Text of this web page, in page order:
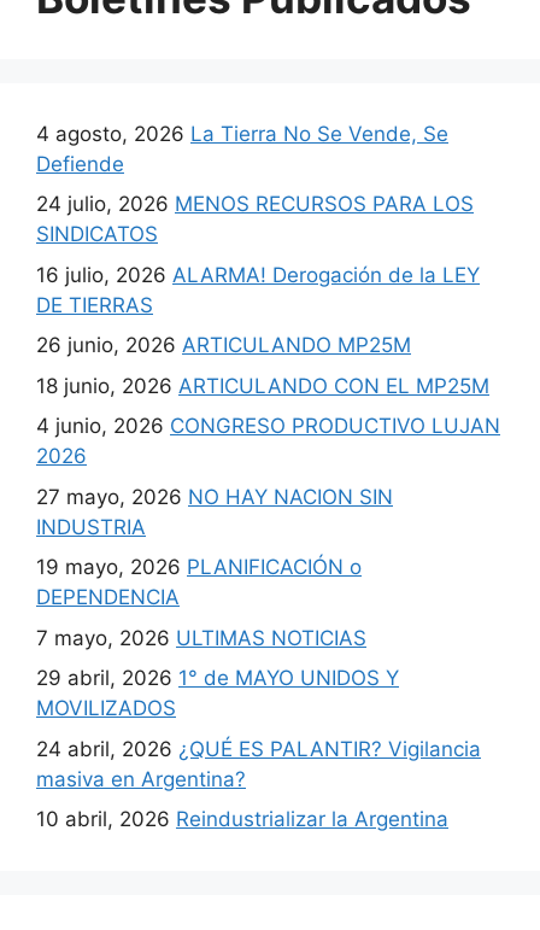
4 agosto, 2026 La Tierra No Se Vende, Se
Defiende
24 julio, 2026 MENOS RECURSOS PARA LOS
SINDICATOS
16 julio, 2026 ALARMA! Derogación de la LEY
DE TIERRAS
26 junio, 2026 ARTICULANDO MP25M
18 junio, 2026 ARTICULANDO CON EL MP25M
4 junio, 2026 CONGRESO PRODUCTIVO LUJAN
2026
27 mayo, 2026 NO HAY NACION SIN
INDUSTRIA
19 mayo, 2026 PLANIFICACIÓN o
DEPENDENCIA
7 mayo, 2026 ULTIMAS NOTICIAS
29 abril, 2026 1° de MAYO UNIDOS Y
MOVILIZADOS
24 abril, 2026 ¿QUÉ ES PALANTIR? Vigilancia
masiva en Argentina?
10 abril, 2026 Reindustrializar la Argentina